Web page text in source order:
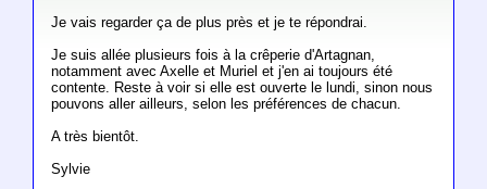
Je vais regarder ça de plus près et je te répondrai.
Je suis allée plusieurs fois à la crêperie d'Artagnan,
notamment avec Axelle et Muriel et j'en ai toujours été
contente. Reste à voir si elle est ouverte le lundi, sinon nous
pouvons aller ailleurs, selon les préférences de chacun.
A très bientôt.
Sylvie